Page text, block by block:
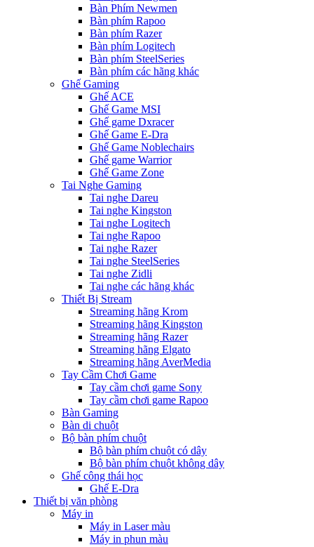
Bàn Phím Newmen
Bàn phím Rapoo
Bàn phím Razer
Bàn phím Logitech
Bàn phím SteelSeries
Bàn phím các hãng khác
Ghế Gaming
Ghế ACE
Ghế Game MSI
Ghế game Dxracer
Ghế Game E-Dra
Ghế Game Noblechairs
Ghế game Warrior
Ghế Game Zone
Tai Nghe Gaming
Tai nghe Dareu
Tai nghe Kingston
Tai nghe Logitech
Tai nghe Rapoo
Tai nghe Razer
Tai nghe SteelSeries
Tai nghe Zidli
Tai nghe các hãng khác
Thiết Bị Stream
Streaming hãng Krom
Streaming hãng Kingston
Streaming hãng Razer
Streaming hãng Elgato
Streaming hãng AverMedia
Tay Cầm Chơi Game
Tay cầm chơi game Sony
Tay cầm chơi game Rapoo
Bàn Gaming
Bàn di chuột
Bộ bàn phím chuột
Bộ bàn phím chuột có dây
Bộ bàn phím chuột không dây
Ghế công thái học
Ghế E-Dra
Thiết bị văn phòng
Máy in
Máy in Laser màu
Máy in phun màu